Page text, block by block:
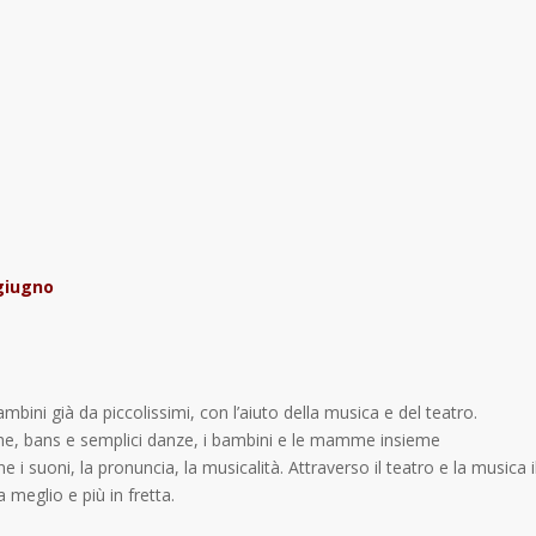
già da piccolissimi, con l’aiuto della musica e del teatro.
bans e semplici danze, i bambini e le mamme insieme
i suoni, la pronuncia, la musicalità. Attraverso il teatro e la musica
meglio e più in fretta.